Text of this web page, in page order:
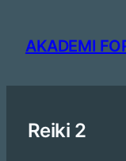
indhold
AKADEMI
Reiki 2